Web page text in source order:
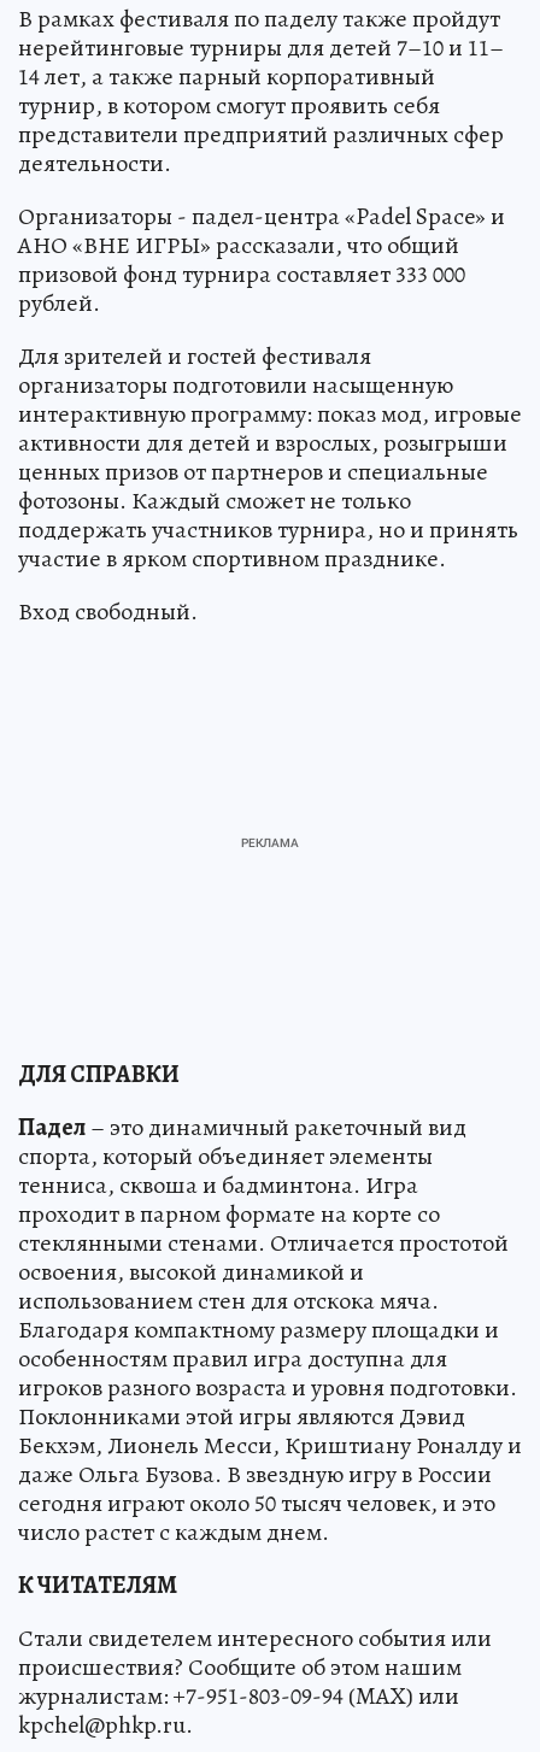
В рамках фестиваля по паделу также пройдут
нерейтинговые турниры для детей 7–10 и 11–
14 лет, а также парный корпоративный
турнир, в котором смогут проявить себя
представители предприятий различных сфер
деятельности.
Организаторы - падел-центра «Padel Space» и
АНО «ВНЕ ИГРЫ» рассказали, что общий
призовой фонд турнира составляет 333 000
рублей.
Для зрителей и гостей фестиваля
организаторы подготовили насыщенную
интерактивную программу: показ мод, игровые
активности для детей и взрослых, розыгрыши
ценных призов от партнеров и специальные
фотозоны. Каждый сможет не только
поддержать участников турнира, но и принять
участие в ярком спортивном празднике.
Вход свободный.
ДЛЯ СПРАВКИ
Падел– это динамичный ракеточный вид
спорта, который объединяет элементы
тенниса, сквошa и бадминтона. Игра
проходит в парном формате на корте со
стеклянными стенами. Отличается простотой
освоения, высокой динамикой и
использованием стен для отскока мяча.
Благодаря компактному размеру площадки и
особенностям правил игра доступна для
игроков разного возраста и уровня подготовки.
Поклонниками этой игры являются Дэвид
Бекхэм, Лионель Месси, Криштиану Роналду и
даже Ольга Бузова. В звездную игру в России
сегодня играют около 50 тысяч человек, и это
число растет с каждым днем.
К ЧИТАТЕЛЯМ
Стали свидетелем интересного события или
происшествия? Сообщите об этом нашим
журналистам: +7-951-803-09-94 (MAX) или
kpchel@phkp.ru.